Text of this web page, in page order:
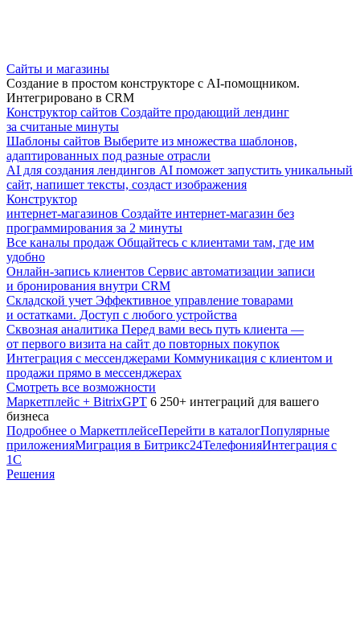
Сайты и магазины
Создание в простом конструкторе с AI-помощником.
Интегрировано в CRM
Конструктор сайтов Создайте продающий лендинг
за считаные минуты
Шаблоны сайтов Выберите из множества шаблонов,
адаптированных под разные отрасли
AI для создания лендингов AI поможет запустить уникальный
сайт, напишет тексты, создаст изображения
Конструктор
интернет-магазинов Создайте интернет-магазин без
программирования за 2 минуты
Все каналы продаж Общайтесь с клиентами там, где им
удобно
Онлайн-запись клиентов Сервис автоматизации записи
и бронирования внутри CRM
Складской учет Эффективное управление товарами
и остатками. Доступ с любого устройства
Сквозная аналитика Перед вами весь путь клиента —
от первого визита на сайт до повторных покупок
Интеграция с мессенджерами Коммуникация с клиентом и
продажи прямо в мессенджерах
Смотреть все возможности
Маркетплейс + BitrixGPT 6 250+ интеграций для вашего
бизнеса
Подробнее о МаркетплейсеПерейти в каталогПопулярные
приложенияМиграция в Битрикс24ТелефонияИнтеграция с
1С
Решения